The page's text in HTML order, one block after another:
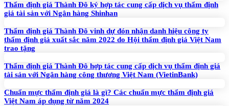
Thẩm định giá Thành Đô ký hợp tác cung cấp dịch vụ thẩm định
giá tài sản với Ngân hàng Shinhan
Thẩm định giá Thành Đô vinh dự đón nhận danh hiệu công ty
thẩm định giá xuất sắc năm 2022 do Hội thẩm định giá Việt Nam
trao tặng
Thẩm định giá Thành Đô hợp tác cung cấp dịch vụ thẩm định giá
tài sản với Ngân hàng công thương Việt Nam (VietinBank)
Chuẩn mực thẩm định giá là gì? Các chuẩn mực thẩm định giá
Việt Nam áp dụng từ năm 2024